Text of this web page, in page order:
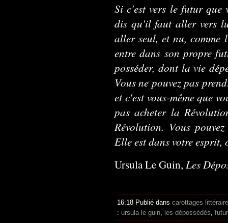
Si c'est vers le futur que
dis qu'il faut aller vers
aller seul, et nu,
entre dans son propre
posséder, dont la vie
Vous ne pouvez pas
et c'est vous-même que
pas acheter la
Révolution. Vous
Elle est dans votre
Ursula Le Guin, Les
16:18 Publié dans carottages
: ursula le guin les dépossédés futur